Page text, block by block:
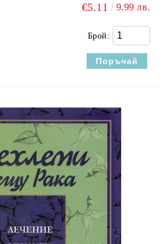
€5.11 9.99 лв.
Брой: